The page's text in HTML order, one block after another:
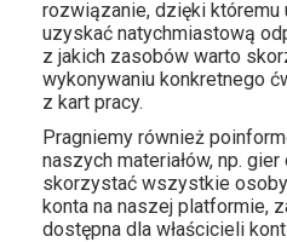
rozwiązanie, dzięki któremu
uzyskać natychmiastową
z jakich zasobów warto
wykonywaniu konkretnego
z kart pracy.
Pragniemy również
naszych materiałów, np.
skorzystać wszystkie
konta na naszej platformie,
dostępna dla właścicieli kont